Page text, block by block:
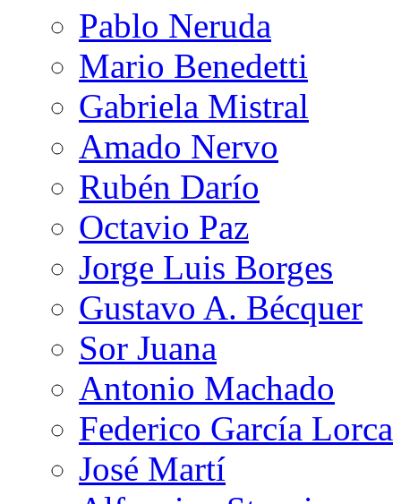
Pablo Neruda
Mario Benedetti
Gabriela Mistral
Amado Nervo
Rubén Darío
Octavio Paz
Jorge Luis Borges
Gustavo A. Bécquer
Sor Juana
Antonio Machado
Federico García Lorca
José Martí